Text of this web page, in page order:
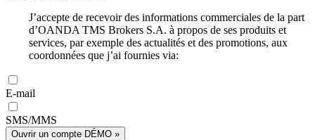
J’accepte de recevoir des informations commerciales de la part
d’OANDA TMS Brokers S.A. à propos de ses produits et
services, par exemple des actualités et des promotions, aux
coordonnées que j’ai fournies via:
E-mail
SMS/MMS
Ouvrir un compte DÉMO »